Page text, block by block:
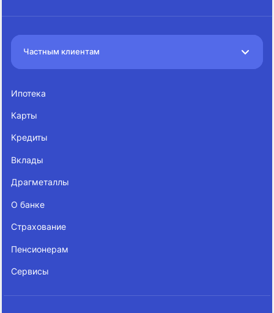
Частным клиентам
Ипотека
Карты
Кредиты
Вклады
Драгметаллы
О банке
Страхование
Пенсионерам
Сервисы